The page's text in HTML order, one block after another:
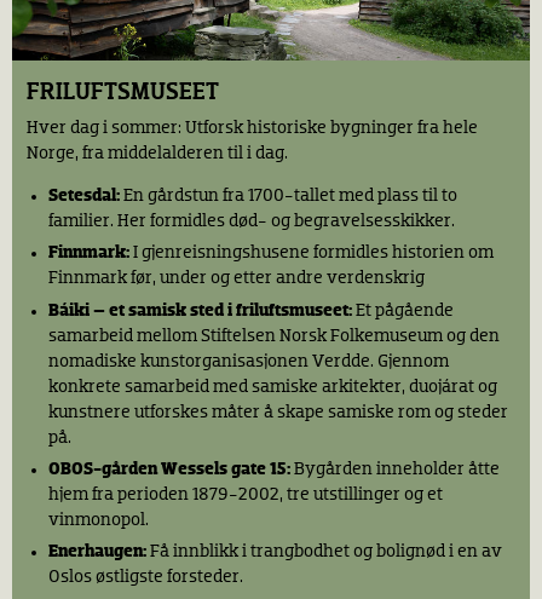
15.00 Omvisning: Museets perler (engelsk)
Opplev Stavkirken og flere av museets høydepunkter
med vår draktkledde omviser. Oppmøte på Torget.
15.00 Et siste farvel (norsk)
Skikker og praktiske gjøremål rundt død og likferd i
Setesdal på 1700 tallet. i Setesdalstunet.
Opplev folkemusikk og folkedans i Telemarkstunet.
16.00 Omvisning: Historier fra Sápmi (norsk)
Omvisning om samisk kulturhistorie, fortalt gjennom
gjenstander og historiene til samiske pionerer. Oppmøte
på Torget.
16.00 Omvisning: Museets perler (engelsk)
Opplev Stavkirken og flere av museets høydepunkter
med vår draktkledde omviser. Oppmøte på Torget.
16.30 Takt og tone
Opplev folkemusikk og folkedans i Telemarkstunet.
Prøv smiing og spikking i Snekkersmia, karding,
spinning og veving i Løkenstua og bli med å lag
håndlagde møbler ute i tunet!
Kjøp gammeldagse drops.
Prøv stylter og tønnebånd ved Karterud, og stylter og
Lek i Trøndelagstunet
Traktoren Gråtass på tunet, og akvarellmaling og
lekestue i hagen.
Lekeplass med hinderløype
Med bord og benker - en fin plass å nyte medbrakt lunsj.
Detektivlek på Museumsloftet og leke-,tegne- og
lesekrok i Utstillingshallen.
FRILUFTSMUSEET
Hver dag i sommer: Utforsk historiske bygninger fra hele
Norge, fra middelalderen til i dag.
Setesdal:En gårdstun fra 1700-tallet med plass til to
familier. Her formidles død- og begravelsesskikker.
Finnmark: I gjenreisningshusene formidles historien om
Finnmark før, under og etter andre verdenskrig
Báiki – et samisk sted i friluftsmuseet: Et pågående
samarbeid mellom Stiftelsen Norsk Folkemuseum og den
nomadiske kunstorganisasjonen Verdde. Gjennom
konkrete samarbeid med samiske arkitekter, duojárat og
kunstnere utforskes måter å skape samiske rom og steder
på.
OBOS-gården Wessels gate 15:Bygården inneholder åtte
hjem fra perioden 1879-2002, tre utstillinger og et
vinmonopol.
Enerhaugen: Få innblikk i trangbodhet og bolignød i en av
Oslos østligste forsteder.